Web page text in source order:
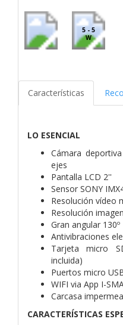
5 - 5
W
Características
LO ESENCIAL
Cámara
ejes
Pantalla LCD 2''
Sensor SONY
Resolución vídeo
Resolución
Gran angular 130º
Antivibraciones
Tarjeta micro
incluida)
Puertos micro
WIFI via App I-
Carcasa
CARACTERÍSTICAS